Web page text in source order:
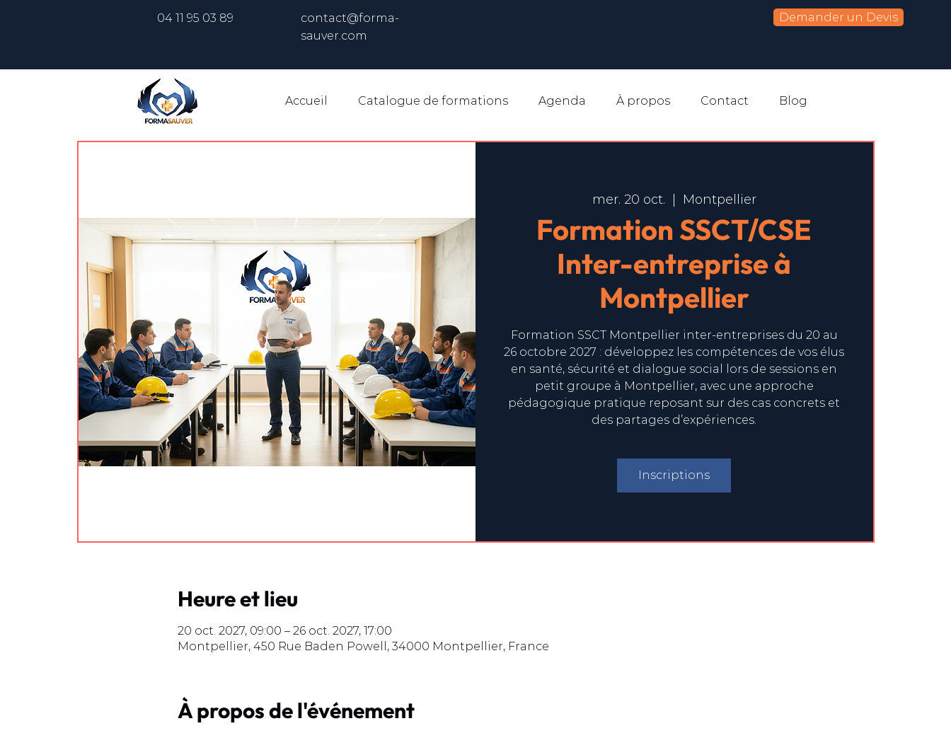
04 11 95 03 89
contact@forma-
sauver.com
Demander un Devis
Accueil Catalogue de formations Agenda À propos Contact Blog
mer. 20 oct. Montpellier
Formation SSCT/CSE
Inter-entreprise à
Montpellier
Formation SSCT Montpellier inter-entreprises du 20 au
26 octobre 2027 : développez les compétences de vos élus
en santé, sécurité et dialogue social lors de sessions en
petit groupe à Montpellier, avec une approche
pédagogique pratique reposant sur des cas concrets et
des partages d’expériences.
Inscriptions
Heure et lieu
20 oct. 2027, 09:00 – 26 oct. 2027, 17:00
Montpellier, 450 Rue Baden Powell, 34000 Montpellier, France
À propos de l'événement